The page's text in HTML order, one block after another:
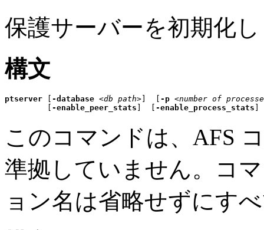
保護サーバーを初期化
構文
ptserver -database <db path>]  [ -p <number of
-enable_peer_stats -enable_process_stats
このコマンドは、AFS
準拠していません。コ
ョン名は省略せずにす